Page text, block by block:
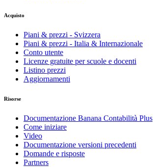
Acquisto
Piani & prezzi - Svizzera
Piani & prezzi - Italia & Internazionale
Conto utente
Licenze gratuite per scuole e docenti
Listino prezzi
Aggiornamenti
Risorse
Documentazione Banana Contabilità Plus
Come iniziare
Video
Documentazione versioni precedenti
Domande e risposte
Partners